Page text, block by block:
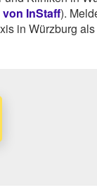
InStaff).
in Würzburg